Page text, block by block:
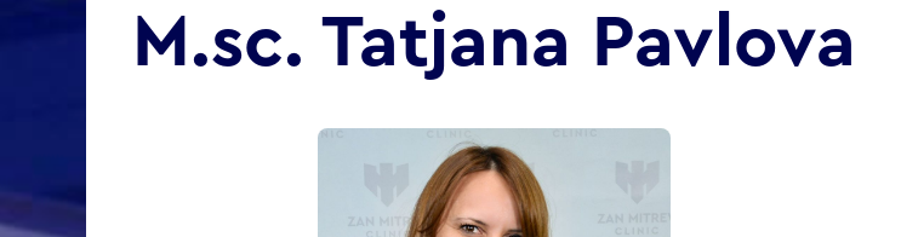
M.sc. Tatjana Pavlova